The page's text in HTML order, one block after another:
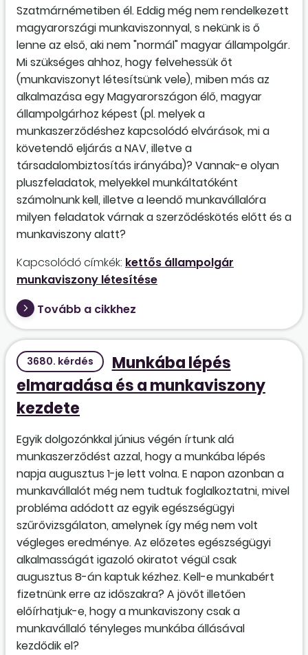
Szatmárnémetiben él. Eddig még nem rendelkezett
magyarországi munkaviszonnyal, s nekünk is ő
lenne az első, aki nem "normál" magyar állampolgár.
Mi szükséges ahhoz, hogy felvehessük őt
(munkaviszonyt létesítsünk vele), miben más az
alkalmazása egy Magyarországon élő, magyar
állampolgárhoz képest (pl. melyek a
munkaszerződéshez kapcsolódó elvárások, mi a
követendő eljárás a NAV, illetve a
társadalombiztosítás irányába)? Vannak-e olyan
pluszfeladatok, melyekkel munkáltatóként
számolnunk kell, illetve a leendő munkavállalóra
milyen feladatok várnak a szerződéskötés előtt és a
munkaviszony alatt?
Kapcsolódó címkék: kettős állampolgár
munkaviszony létesítése
Tovább a cikkhez
3680. kérdés
Munkába lépés
elmaradása és a munkaviszony
kezdete
Egyik dolgozónkkal június végén írtunk alá
munkaszerződést azzal, hogy a munkába lépés
napja augusztus 1-je lett volna. E napon azonban a
munkavállalót még nem tudtuk foglalkoztatni, mivel
probléma adódott az egyik egészségügyi
szűrővizsgálaton, amelynek így még nem volt
végleges eredménye. Az előzetes egészségügyi
alkalmasságát igazoló okiratot végül csak
augusztus 8-án kaptuk kézhez. Kell-e munkabért
fizetnünk erre az időszakra? A jövőt illetően
előírhatjuk-e, hogy a munkaviszony csak a
munkavállaló tényleges munkába állásával
kezdődik el?